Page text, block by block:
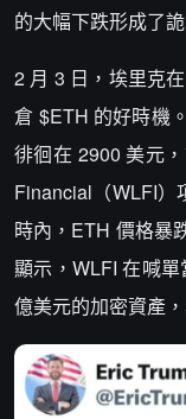
的大幅下跌形成了
2 月 3 日，埃里克
倉 $ETH 的好時機
徘徊在 2900 美元
Financial（WLFI）
時內，ETH 價格暴
顯示，WLFI 在喊
億美元的加密資產